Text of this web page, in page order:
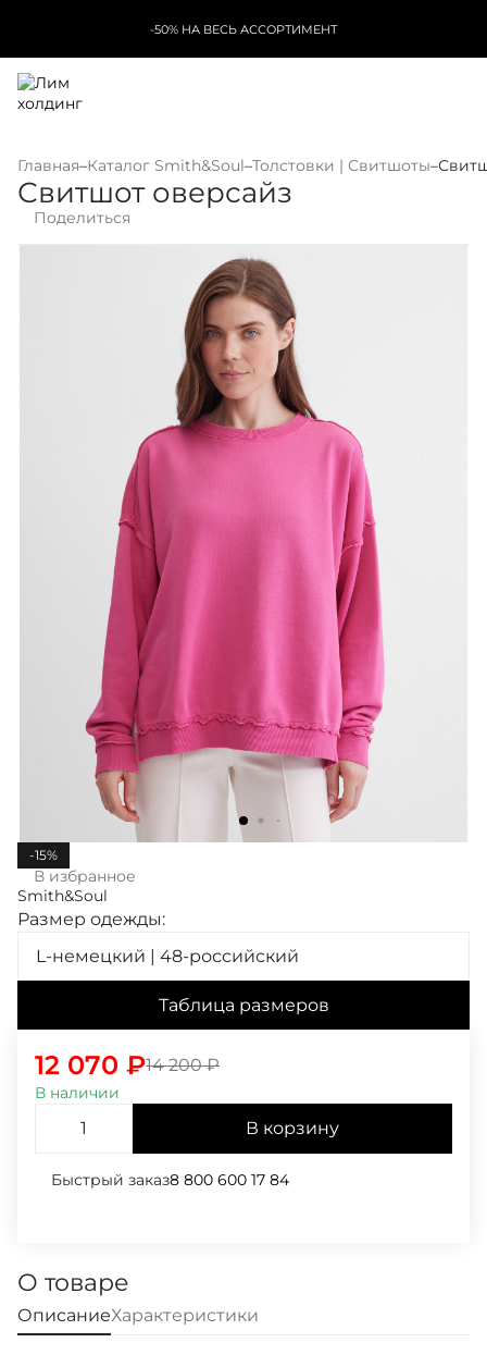
-50% НА ВЕСЬ АССОРТИМЕНТ
Главная–Каталог Smith&Soul–Толстовки | Свитшоты–
Свитшот оверсайз
Поделиться
-15%
В избранное
Smith&Soul
Размер одежды:
L-немецкий | 48-российский
Таблица размеров
14 200₽
12 070 ₽
В наличии
В корзину
Быстрый заказ8 800 600 17 84
О товаре
ОписаниеХарактеристики